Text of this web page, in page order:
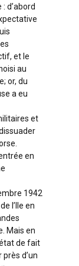
d’abord
et le
au
or, du
a eu
et
en
1942
l’Ile en
Mais en
de fait
d’un